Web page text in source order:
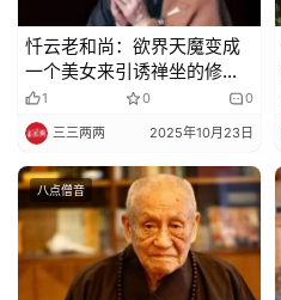
忏云老和尚：欲界天魔变成
一个美女来引诱禅坐的修行
人破戒
1 0 0
三三两两 2025年10月23日
八点僧音